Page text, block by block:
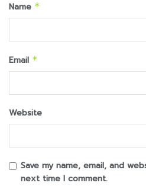
Name *
Email *
Website
Save my name, email, and
next time I comment.